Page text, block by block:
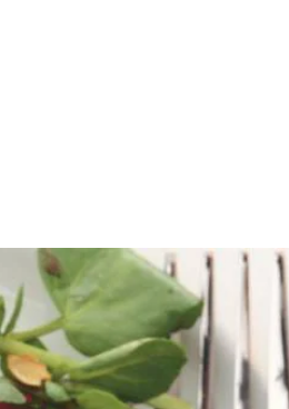
tot een dressing. Breng op